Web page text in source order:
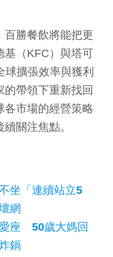
百勝餐飲將能把更
基（KFC）與塔可
擴張效率與獲利
帶領下重新找回
各市場的經營策略
關注焦點。
坐「連續站立5
網
座 50歲大媽回
鍋